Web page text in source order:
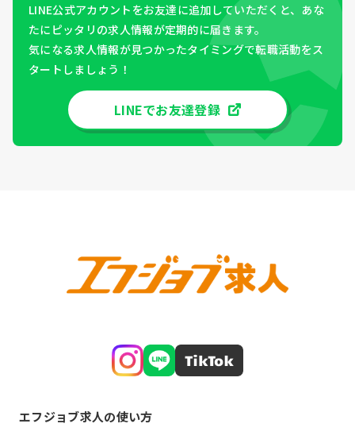
LINE公式アカウントをお友達に追加していただくと、あな
たにピッタリの求人情報が定期的に届きます。
気になる求人情報が見つかったタイミングで転職活動をス
タートしましょう！
LINEでお友達登録
エフジョブ求人の使い方